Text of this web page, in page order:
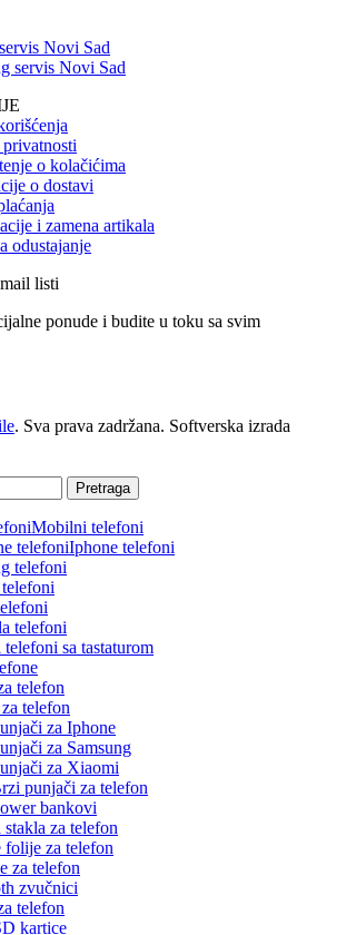
Novi Sad
servis Novi Sad
o kolačićima
o dostavi
i zamena artikala
odustajanje
listi
ponude i budite u toku sa svim
. Sva prava zadržana. Softverska izrada
Pretraga
Mobilni telefoni
Iphone telefoni
telefoni
telefoni
sa tastaturom
telefon
telefon
za Iphone
za Samsung
za Xiaomi
punjači za telefon
bankovi
stakla za telefon
folije za telefon
za telefon
zvučnici
telefon
kartice